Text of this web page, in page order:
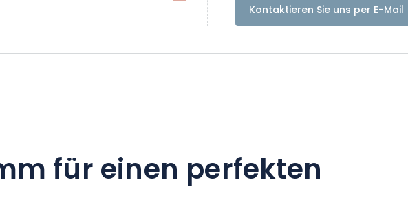
Kontaktieren Sie uns per E-Mail
für einen perfekten